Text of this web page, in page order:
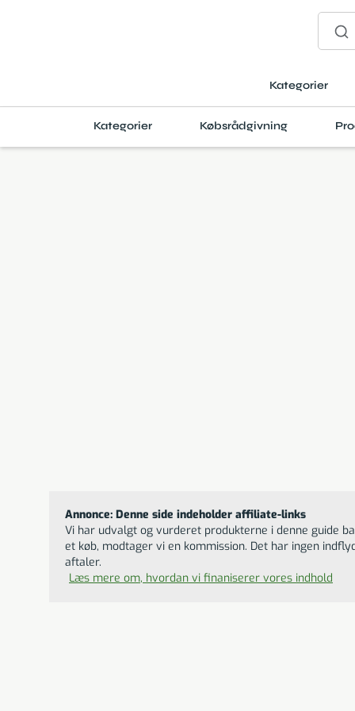
Kategorier
Kategorier Købsrådgivning
IVISKIN G3 IPL-
Annonce: Denne side indeholder affiliate-links
Vi har udvalgt og vurderet produkterne i denne guide
et køb, modtager vi en kommission. Det har ingen
aftaler.
Læs mere om, hvordan vi finaniserer vores indhold